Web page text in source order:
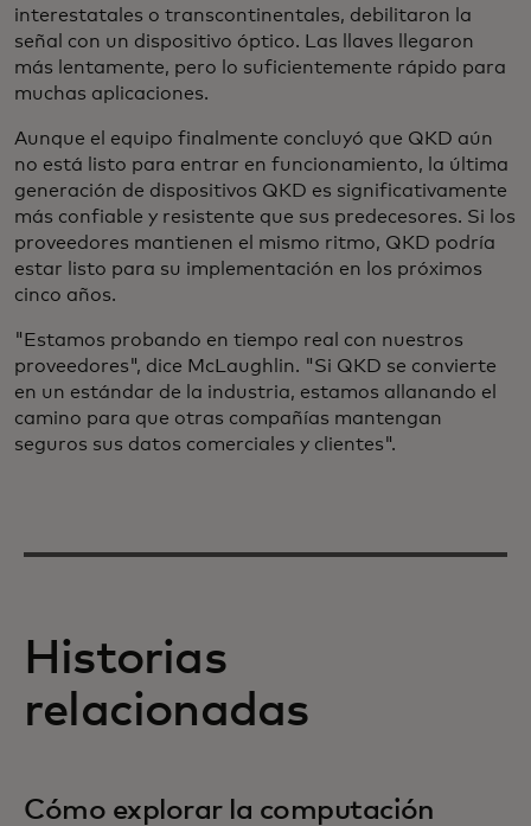
interestatales o transcontinentales, debilitaron la
señal con un dispositivo óptico. Las llaves llegaron
más lentamente, pero lo suficientemente rápido para
muchas aplicaciones.
Aunque el equipo finalmente concluyó que QKD aún
no está listo para entrar en funcionamiento, la última
generación de dispositivos QKD es significativamente
más confiable y resistente que sus predecesores. Si los
proveedores mantienen el mismo ritmo, QKD podría
estar listo para su implementación en los próximos
cinco años.
"Estamos probando en tiempo real con nuestros
proveedores", dice McLaughlin. "Si QKD se convierte
en un estándar de la industria, estamos allanando el
camino para que otras compañías mantengan
seguros sus datos comerciales y clientes".
Historias
relacionadas
Cómo explorar la computación